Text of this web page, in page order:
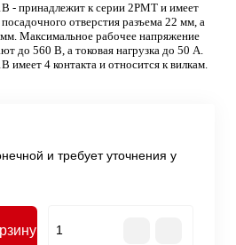
принадлежит к серии 2РМТ и имеет
отверстия разъема 22 мм, а
Максимальное рабочее напряжение
до 560 В, а токовая нагрузка до 50 А.
4 контакта и относится к вилкам.
и требует уточнения у